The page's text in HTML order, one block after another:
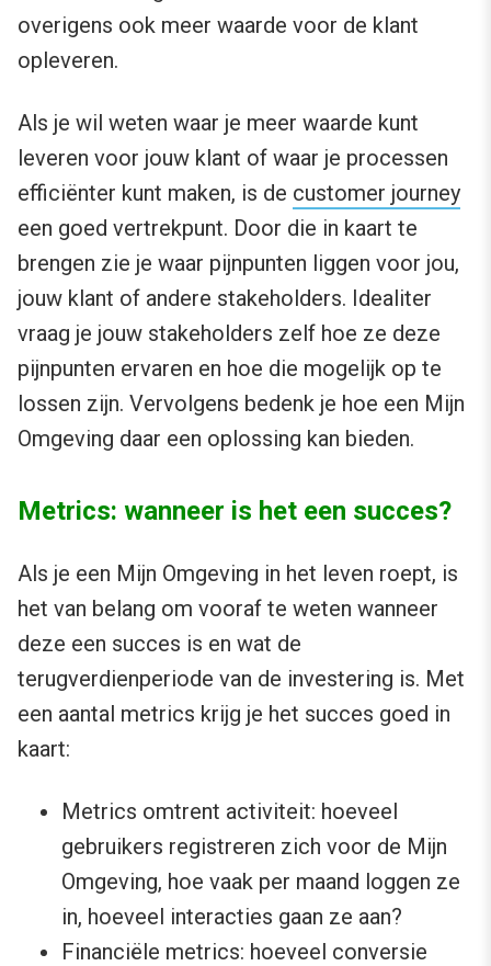
overigens ook meer waarde voor de klant
opleveren.
Als je wil weten waar je meer waarde kunt
leveren voor jouw klant of waar je processen
efficiënter kunt maken, is de customer journey
een goed vertrekpunt. Door die in kaart te
brengen zie je waar pijnpunten liggen voor jou,
jouw klant of andere stakeholders. Idealiter
vraag je jouw stakeholders zelf hoe ze deze
pijnpunten ervaren en hoe die mogelijk op te
lossen zijn. Vervolgens bedenk je hoe een Mijn
Omgeving daar een oplossing kan bieden.
Metrics: wanneer is het een succes?
Als je een Mijn Omgeving in het leven roept, is
het van belang om vooraf te weten wanneer
deze een succes is en wat de
terugverdienperiode van de investering is. Met
een aantal metrics krijg je het succes goed in
kaart:
Metrics omtrent activiteit: hoeveel
gebruikers registreren zich voor de Mijn
Omgeving, hoe vaak per maand loggen ze
in, hoeveel interacties gaan ze aan?
Financiële metrics: hoeveel conversie